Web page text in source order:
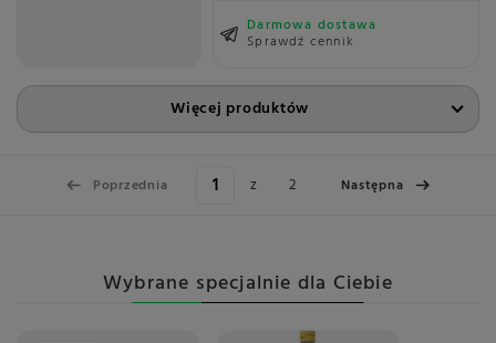
Darmowa dostawa
Sprawdź cennik
Więcej produktów
Poprzednia z 2 Następna
Wybrane specjalnie dla Ciebie